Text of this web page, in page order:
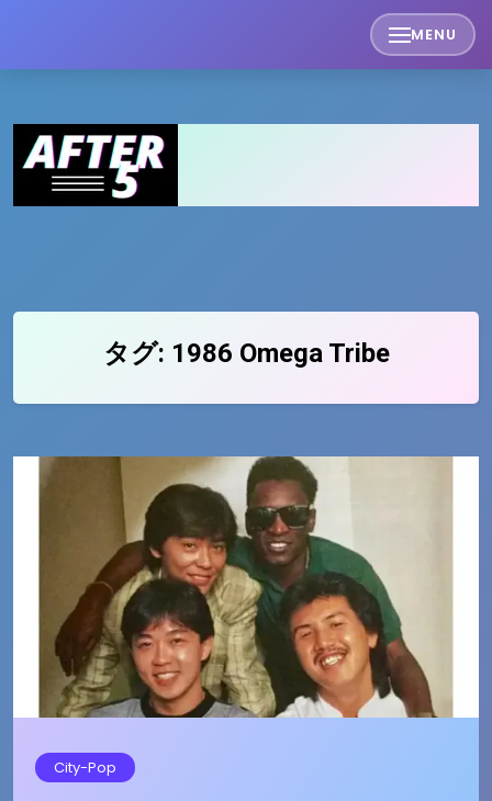
content
MENU
タグ: 1986 Omega Tribe
City-Pop